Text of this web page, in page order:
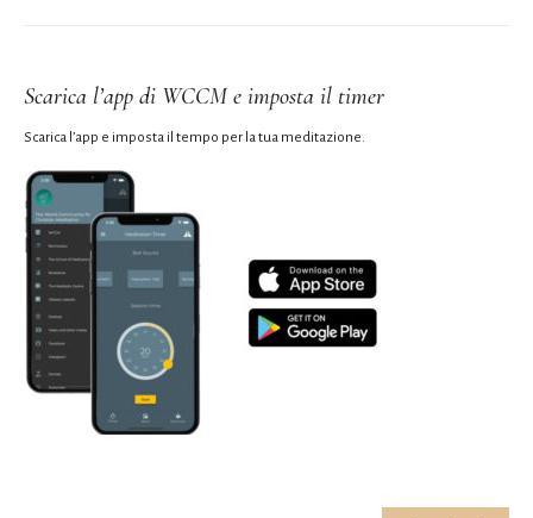
Scarica l’app di WCCM e imposta il timer
Scarica l’app e imposta il tempo per la tua meditazione.